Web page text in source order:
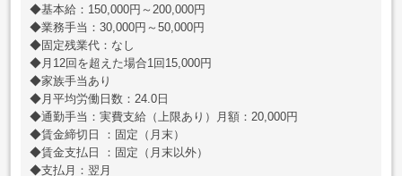
◆基本給：150,000円～200,000円
◆業務手当：30,000円～50,000円
◆固定残業代：なし
◆月12回を超えた場合1回15,000円
◆家族手当あり
◆月平均労働日数：24.0日
◆通勤手当：実費支給（上限あり）月額：20,000円
◆賃金締切日 ：固定（月末）
◆賃金支払日 ：固定（月末以外）
◆支払月：翌月